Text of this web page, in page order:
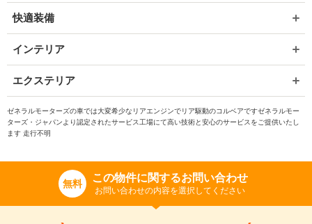
快適装備
インテリア
エクステリア
ゼネラルモーターズの車では大変希少なリアエンジンでリア駆動のコルベアですゼネラルモー
ターズ・ジャパンより認定されたサービス工場にて高い技術と安心のサービスをご提供いたし
ます 走行不明
無料 この物件に関するお問い合わせ
お問い合わせの内容を選択してください